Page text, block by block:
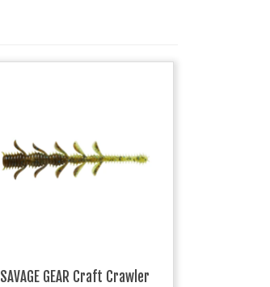
SAVAGE GEAR Craft Crawler